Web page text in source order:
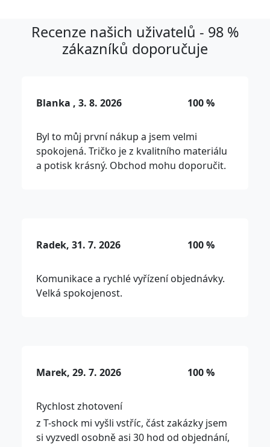
Recenze našich uživatelů - 98 %
zákazníků doporučuje
Blanka , 3. 8. 2026 100 %
Byl to můj první nákup a jsem velmi
spokojená. Tričko je z kvalitního materiálu
a potisk krásný. Obchod mohu doporučit.
Radek, 31. 7. 2026 100 %
Komunikace a rychlé vyřízení objednávky.
Velká spokojenost.
Marek, 29. 7. 2026 100 %
Rychlost zhotovení
z T-shock mi vyšli vstříc, část zakázky jsem
si vyzvedl osobně asi 30 hod od objednání,